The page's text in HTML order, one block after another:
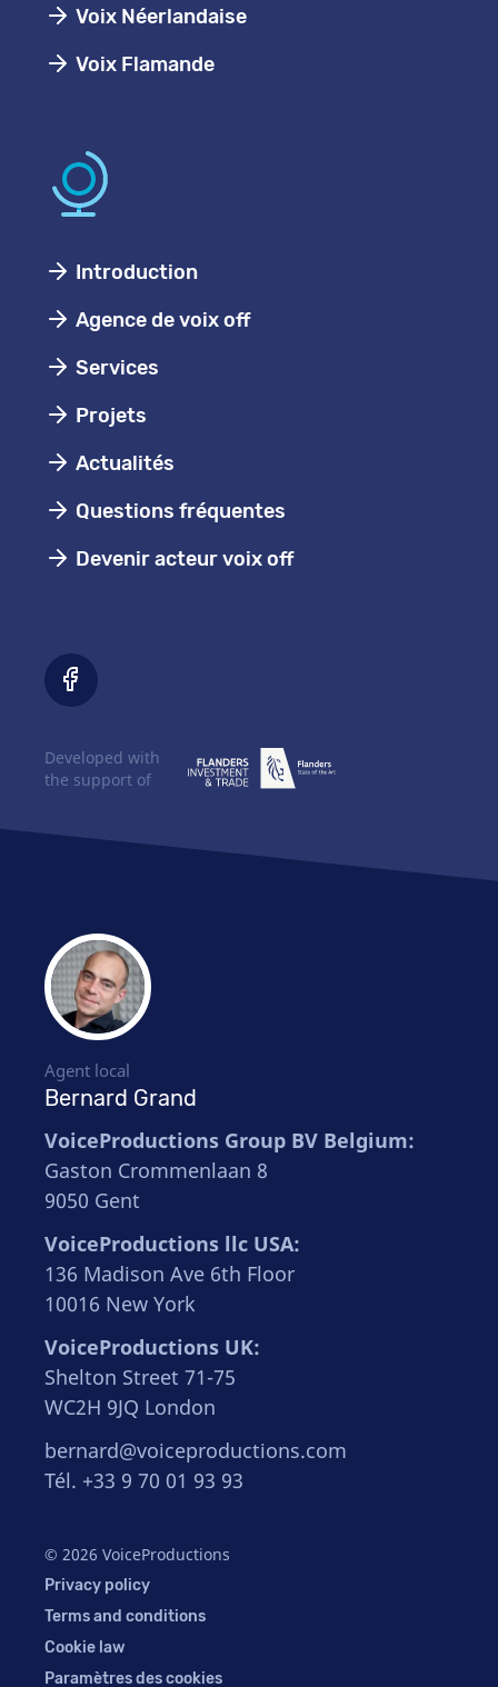
Voix Néerlandaise
Voix Flamande
Introduction
Agence de voix off
Services
Projets
Actualités
Questions fréquentes
Devenir acteur voix off
Agent local
Bernard Grand
VoiceProductions Group BV Belgium:
Gaston Crommenlaan 8
9050 Gent
VoiceProductions llc USA:
136 Madison Ave 6th Floor
10016 New York
VoiceProductions UK:
Shelton Street 71-75
WC2H 9JQ London
bernard@voiceproductions.com
Tél. +33 9 70 01 93 93
© 2026 VoiceProductions
Privacy policy
Terms and conditions
Cookie law
Paramètres des cookies
Developed with
the support of